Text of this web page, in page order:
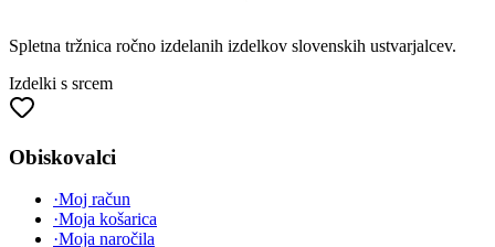
Spletna tržnica ročno izdelanih izdelkov slovenskih ustvarjalcev.
Izdelki s srcem
Obiskovalci
·Moj račun
·Moja košarica
·Moja naročila